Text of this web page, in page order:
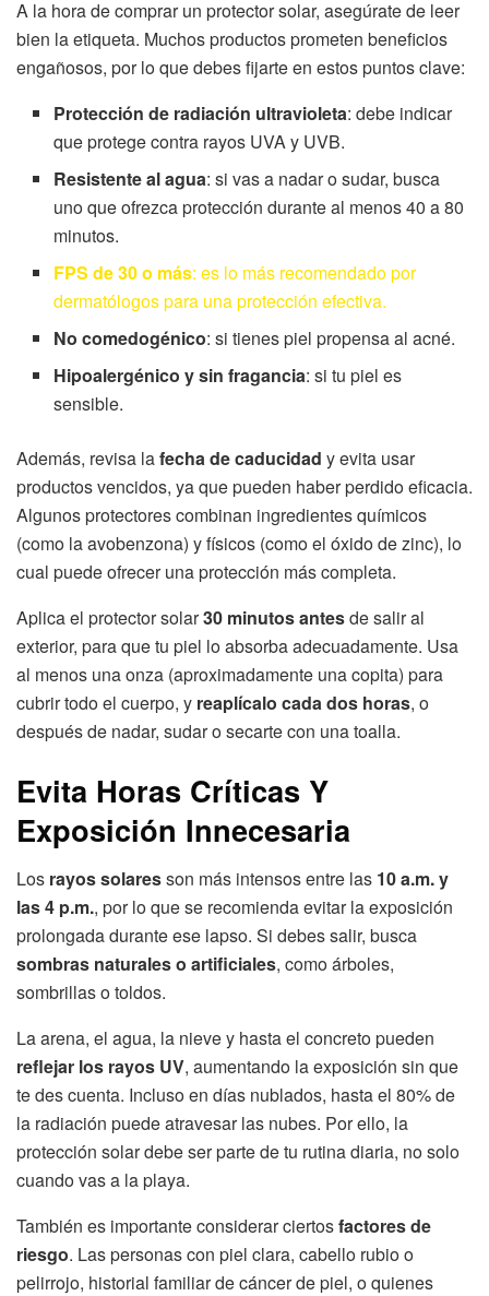
A la hora de comprar un protector solar, asegúrate de leer
bien la etiqueta. Muchos productos prometen beneficios
engañosos, por lo que debes fijarte en estos puntos clave:
Protección de radiación ultravioleta: debe indicar
que protege contra rayos UVA y UVB.
Resistente al agua: si vas a nadar o sudar, busca
uno que ofrezca protección durante al menos 40 a 80
minutos.
FPS de 30 o más: es lo más recomendado por
dermatólogos para una protección efectiva.
No comedogénico: si tienes piel propensa al acné.
Hipoalergénico y sin fragancia: si tu piel es
sensible.
Además, revisa lafecha de caducidad y evita usar
productos vencidos, ya que pueden haber perdido eficacia.
Algunos protectores combinan ingredientes químicos
(como la avobenzona) y físicos (como el óxido de zinc), lo
cual puede ofrecer una protección más completa.
Aplica el protector solar30 minutos antesde salir al
exterior, para que tu piel lo absorba adecuadamente. Usa
al menos una onza (aproximadamente una copita) para
cubrir todo el cuerpo, y reaplícalo cada dos horas, o
después de nadar, sudar o secarte con una toalla.
Evita Horas Críticas Y
Exposición Innecesaria
Los rayos solaresson más intensos entre las 10 a.m. y
las 4 p.m., por lo que se recomienda evitar la exposición
prolongada durante ese lapso. Si debes salir, busca
sombras naturales o artificiales, como árboles,
sombrillas o toldos.
La arena, el agua, la nieve y hasta el concreto pueden
reflejar los rayos UV, aumentando la exposición sin que
te des cuenta. Incluso en días nublados, hasta el 80% de
la radiación puede atravesar las nubes. Por ello, la
protección solar debe ser parte de tu rutina diaria, no solo
cuando vas a la playa.
También es importante considerar ciertosfactores de
riesgo. Las personas con piel clara, cabello rubio o
pelirrojo, historial familiar de cáncer de piel, o quienes